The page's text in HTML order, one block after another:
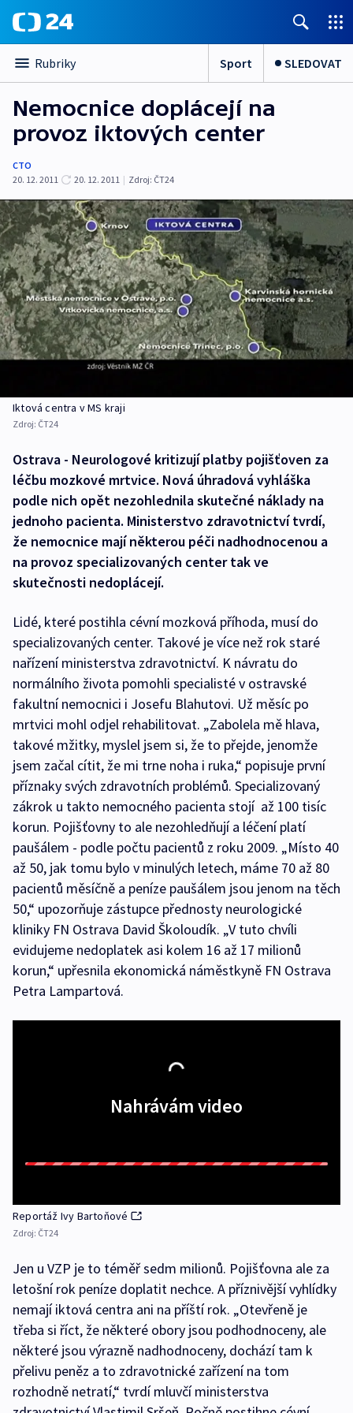
Rubriky Sport SLEDOVAT
Nemocnice doplácejí na
provoz iktových center
CTO
20. 12. 2011
20. 12. 2011 | Zdroj: ČT24
Iktová centra v MS kraji
Zdroj: ČT24
Ostrava - Neurologové kritizují platby pojišťoven za
léčbu mozkové mrtvice. Nová úhradová vyhláška
podle nich opět nezohlednila skutečné náklady na
jednoho pacienta. Ministerstvo zdravotnictví tvrdí,
že nemocnice mají některou péči nadhodnocenou a
na provoz specializovaných center tak ve
skutečnosti nedoplácejí.
Lidé, které postihla cévní mozková příhoda, musí do
specializovaných center. Takové je více než rok staré
nařízení ministerstva zdravotnictví. K návratu do
normálního života pomohli specialisté v ostravské
fakultní nemocnici i Josefu Blahutovi. Už měsíc po
mrtvici mohl odjel rehabilitovat. „Zabolela mě hlava,
takové mžitky, myslel jsem si, že to přejde, jenomže
jsem začal cítit, že mi trne noha i ruka,“ popisuje první
příznaky svých zdravotních problémů. Specializovaný
zákrok u takto nemocného pacienta stojí až 100 tisíc
korun. Pojišťovny to ale nezohledňují a léčení platí
paušálem - podle počtu pacientů z roku 2009. „Místo 40
až 50, jak tomu bylo v minulých letech, máme 70 až 80
pacientů měsíčně a peníze paušálem jsou jenom na těch
50,“ upozorňuje zástupce přednosty neurologické
kliniky FN Ostrava David Školoudík. „V tuto chvíli
evidujeme nedoplatek asi kolem 16 až 17 milionů
korun,“ upřesnila ekonomická náměstkyně FN Ostrava
Petra Lampartová.
Nahrávám video
Reportáž Ivy Bartoňové
Zdroj: ČT24
Jen u VZP je to téměř sedm milionů. Pojišťovna ale za
letošní rok peníze doplatit nechce. A příznivější vyhlídky
nemají iktová centra ani na příští rok. „Otevřeně je
třeba si říct, že některé obory jsou podhodnoceny, ale
některé jsou výrazně nadhodnoceny, dochází tam k
přelivu peněz a to zdravotnické zařízení na tom
rozhodně netratí,“ tvrdí mluvčí ministerstva